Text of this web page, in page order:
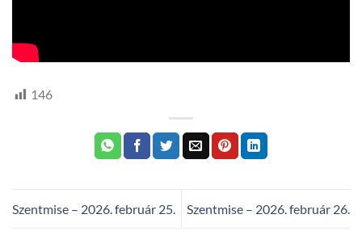
146
Szentmise – 2026. február 25. Szentmise – 2026. február 26.